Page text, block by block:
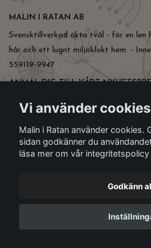
MALIN I RATAN AB
Svensktillverkad äkta tvål - för en len
hår och ett lugnt miljöklokt hem. -
559119-9947
ANMÄL DIG TILL VÅRT
© Copyright
Vi använder cookies
Malin i Ratan använder cookies.
sidan godkänner du
läsa mer om vår integritetspolicy
Godkänn